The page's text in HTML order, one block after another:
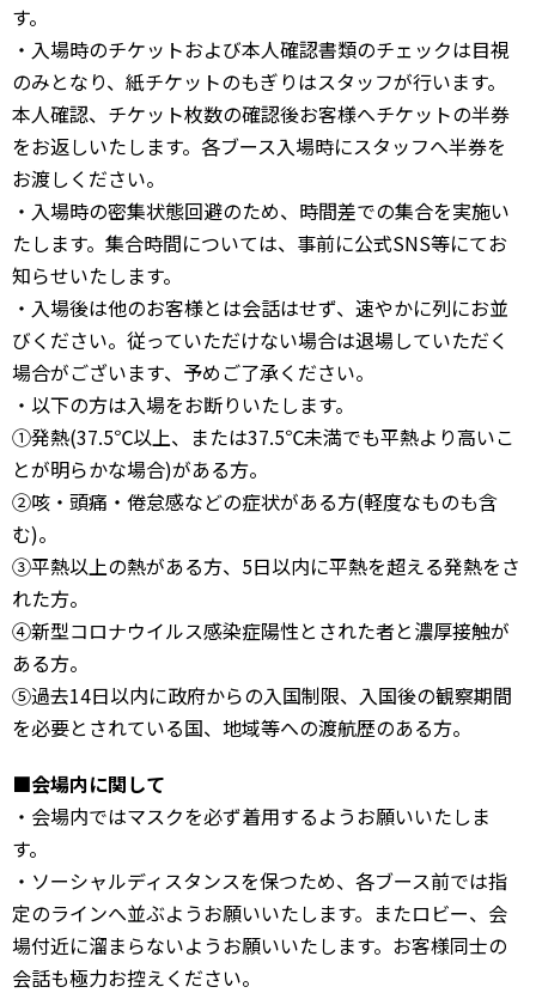
す。
・入場時のチケットおよび本人確認書類のチェックは目視
のみとなり、紙チケットのもぎりはスタッフが行います。
本人確認、チケット枚数の確認後お客様へチケットの半券
をお返しいたします。各ブース入場時にスタッフへ半券を
お渡しください。
・入場時の密集状態回避のため、時間差での集合を実施い
たします。集合時間については、事前に公式SNS等にてお
知らせいたします。
・入場後は他のお客様とは会話はせず、速やかに列にお並
びください。従っていただけない場合は退場していただく
場合がございます、予めご了承ください。
・以下の方は入場をお断りいたします。
①発熱(37.5℃以上、または37.5℃未満でも平熱より高いこ
とが明らかな場合)がある方。
②咳・頭痛・倦怠感などの症状がある方(軽度なものも含
む)。
③平熱以上の熱がある方、5日以内に平熱を超える発熱をさ
れた方。
④新型コロナウイルス感染症陽性とされた者と濃厚接触が
ある方。
⑤過去14日以内に政府からの入国制限、入国後の観察期間
を必要とされている国、地域等への渡航歴のある方。
■会場内に関して
・会場内ではマスクを必ず着用するようお願いいたしま
す。
・ソーシャルディスタンスを保つため、各ブース前では指
定のラインへ並ぶようお願いいたします。またロビー、会
場付近に溜まらないようお願いいたします。お客様同士の
会話も極力お控えください。